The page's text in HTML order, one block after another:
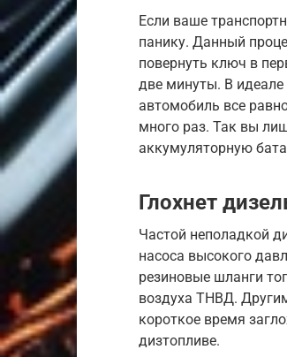
Если ваше
панику. Данный
повернуть ключ в
две минуты. В
автомобиль все
много раз. Так вы
аккумуляторную
Глохнет
Частой неполадкой
насоса высокого
резиновые шланги
воздуха ТНВД.
короткое время
дизтопливе.